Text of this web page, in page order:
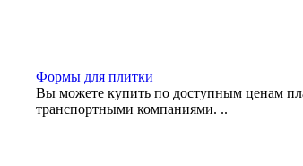
Формы для плитки
Вы можете купить по доступным ценам
транспортными компаниями. ..